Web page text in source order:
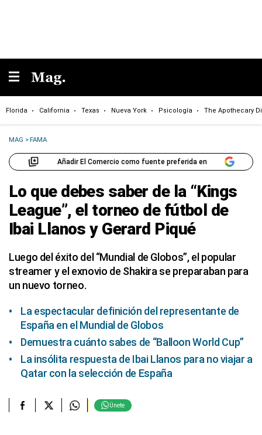
Florida California Texas Nueva York Psicología The Apothecary
MAG >FAMA
Añadir El Comercio como fuente preferida en
Lo que debes saber de la “Kings
League”, el torneo de fútbol de
Ibai Llanos y Gerard Piqué
Luego del éxito del “Mundial de Globos”, el popular
streamer y el exnovio de Shakira se preparaban para
un nuevo torneo.
La espectacular definición del representante de
España en el Mundial de Globos
Demuestra cuánto sabes de “Balloon World Cup”
La insólita respuesta de Ibai Llanos para no viajar a
Qatar con la selección de España
Únete